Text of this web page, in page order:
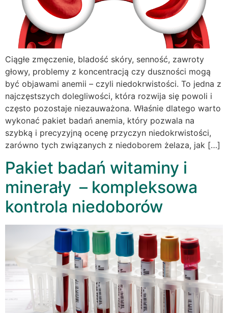
Ciągłe zmęczenie, bladość skóry, senność, zawroty
głowy, problemy z koncentracją czy duszności mogą
być objawami anemii – czyli niedokrwistości. To jedna z
najczęstszych dolegliwości, która rozwija się powoli i
często pozostaje niezauważona. Właśnie dlatego warto
wykonać pakiet badań anemia, który pozwala na
szybką i precyzyjną ocenę przyczyn niedokrwistości,
zarówno tych związanych z niedoborem żelaza, jak […]
Pakiet badań witaminy i
minerały – kompleksowa
kontrola niedoborów